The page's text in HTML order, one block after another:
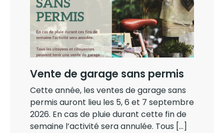
Vente de garage sans permis
Cette année, les ventes de garage sans
permis auront lieu les 5, 6 et 7 septembre
2026. En cas de pluie durant cette fin de
semaine l’activité sera annulée. Tous […]